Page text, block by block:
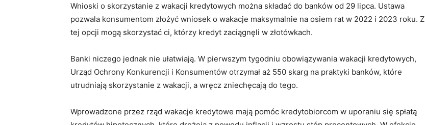
Wnioski o skorzystanie z wakacji kredytowych można składać do banków od 29 lipca. Ustawa
pozwala konsumentom złożyć wniosek o wakacje maksymalnie na osiem rat w 2022 i 2023 roku. Z
tej opcji mogą skorzystać ci, którzy kredyt zaciągnęli w złotówkach.
Banki niczego jednak nie ułatwiają. W pierwszym tygodniu obowiązywania wakacji kredytowych,
Urząd Ochrony Konkurencji i Konsumentów otrzymał aż 550 skarg na praktyki banków, które
utrudniają skorzystanie z wakacji, a wręcz zniechęcają do tego.
Wprowadzone przez rząd wakacje kredytowe mają pomóc kredytobiorcom w uporaniu się spłatą